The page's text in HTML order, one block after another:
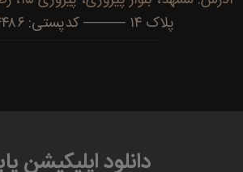
پلاک ۱۴ ──── کدپستی: ۹۱۷۷۷۳۴۴۸۶
دانلود اپلیکیشن